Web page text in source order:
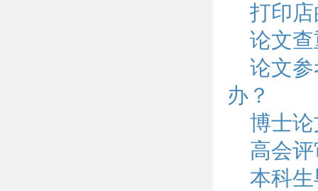
打印
论文
论文
办？
博士
高会
本科